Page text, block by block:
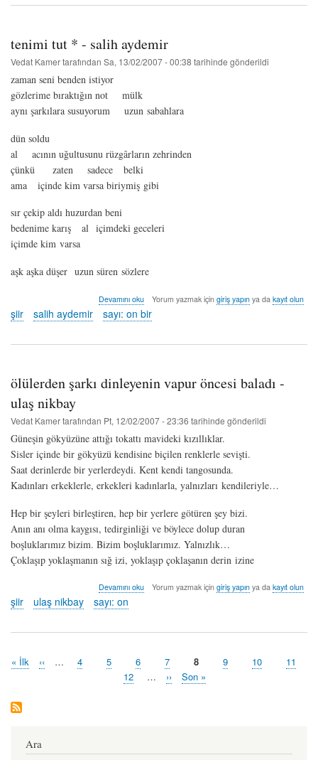
kılıç
tenimi tut * - salih aydemir
Vedat Kamertarafından Sa, 13/02/2007 - 00:38 tarihinde gönderildi
zaman seni benden istiyor
gözlerime bıraktığın not mülk
aynı şarkılara susuyorum uzun sabahlara
dün soldu
al acının uğultusunu rüzgârların zehrinden
çünkü zaten sadece belki
ama içinde kim varsa biriymiş gibi
sır çekip aldı huzurdan beni
bedenime karış al içimdeki geceleri
içimde kim varsa
aşk aşka düşer uzun süren sözlere
tenimi
salih
Devamını oku Yorum yazmak için giriş yapınya da kayıt olun
şiir salih aydemir sayı: on bir
ölülerden şarkı dinleyenin vapur öncesi baladı -
ulaş nikbay
Vedat Kamertarafından Pt, 12/02/2007 - 23:36 tarihinde gönderildi
Güneşin gökyüzüne attığı tokattı mavideki kızıllıklar.
Sisler içinde bir gökyüzü kendisine biçilen renklerle sevişti.
Saat derinlerde bir yerlerdeydi. Kent kendi tangosunda.
Kadınları erkeklerle, erkekleri kadınlarla, yalnızları kendileriyle…
Hep bir şeyleri birleştiren, hep bir yerlere götüren şey bizi.
Anın anı olma kaygısı, tedirginliği ve böylece dolup duran
boşluklarımız bizim. Bizim boşluklarımız. Yalnızlık…
Çoklaşıp yoklaşmanın sığ izi, yoklaşıp çoklaşanın derin izine
ölülerden
şarkı
dinleyenin
öncesi
ulaş
Devamını oku Yorum yazmak için giriş yapınya da kayıt olun
şiir ulaş nikbay sayı: on
Pagination
İlk
« İlk
Önceki
‹‹ … Sayfa
4 Sayfa
5 Sayfa
6 Sayfa
7
Şu
an
8 Sayfa
9 Sayfa
10 Sayfa
11
Sayfa
12 …
Sonraki
››
Last
Son »
Ara